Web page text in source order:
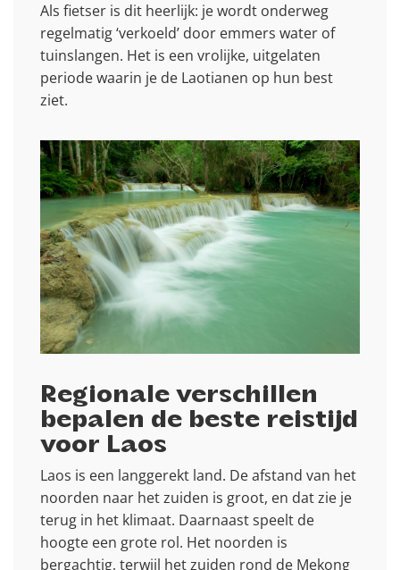
Als fietser is dit heerlijk: je wordt onderweg
regelmatig ‘verkoeld’ door emmers water of
tuinslangen. Het is een vrolijke, uitgelaten
periode waarin je de Laotianen op hun best
ziet.
Regionale verschillen
bepalen de beste reistijd
voor Laos
Laos is een langgerekt land. De afstand van het
noorden naar het zuiden is groot, en dat zie je
terug in het klimaat. Daarnaast speelt de
hoogte een grote rol. Het noorden is
bergachtig, terwijl het zuiden rond de Mekong